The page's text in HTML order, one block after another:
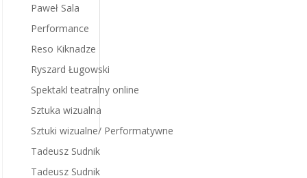
Paweł Sala
Performance
Reso Kiknadze
Ryszard Ługowski
Spektakl teatralny online
Sztuka wizualna
Sztuki wizualne/ Performatywne
Tadeusz Sudnik
Tadeusz Sudnik